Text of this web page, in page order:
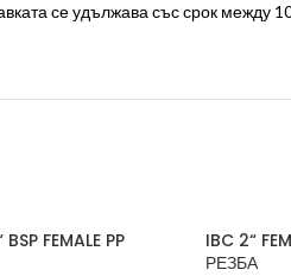
се удължава със срок между
FEMALE PP
IBC 2“
РЕЗБА